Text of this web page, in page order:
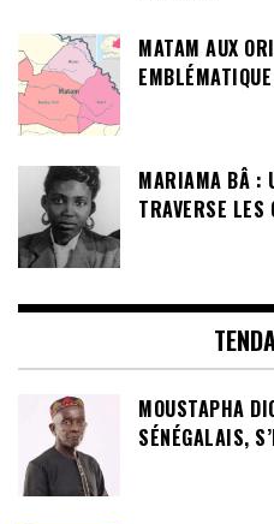
MATAM AUX
MARIAMA BÂ :
TRAVERSE LES
MOUSTAPHA
SÉNÉGALAIS,